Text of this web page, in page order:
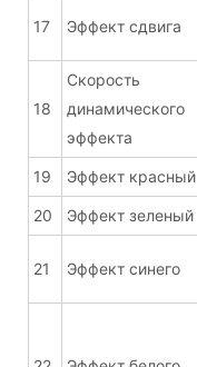
17 Эффект сдвига
18
Скорость
динамического
эффекта
19 Эффект красный
20 Эффект зеленый
21 Эффект синего